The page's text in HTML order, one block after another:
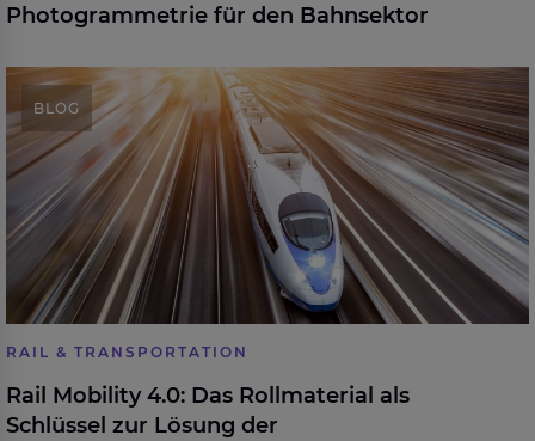
Photogrammetrie für den Bahnsektor
Rail Mobility 4.0: Das Rollmaterial als Schlüssel zur
Lösung der Herausforderungen im Bahnverkehr
BLOG
RAIL & TRANSPORTATION
Rail Mobility 4.0: Das Rollmaterial als
Schlüssel zur Lösung der